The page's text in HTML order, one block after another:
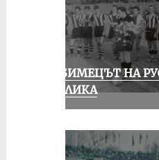
ЛЮБИМЕЦЪТ НА
ПУБЛИКА